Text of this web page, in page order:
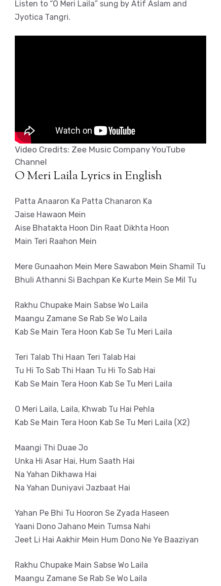
Listen to “O Meri Laila” sung by Atif Aslam and
Jyotica Tangri.
Video Credits: Zee Music Company YouTube
Channel
O Meri Laila Lyrics in English
Patta Anaaron Ka Patta Chanaron Ka
Jaise Hawaon Mein
Aise Bhatakta Hoon Din Raat Dikhta Hoon
Main Teri Raahon Mein
Mere Gunaahon Mein Mere Sawabon Mein Shamil Tu
Bhuli Athanni Si Bachpan Ke Kurte Mein Se Mil Tu
Rakhu Chupake Main Sabse Wo Laila
Maangu Zamane Se Rab Se Wo Laila
Kab Se Main Tera Hoon Kab Se Tu Meri Laila
Teri Talab Thi Haan Teri Talab Hai
Tu Hi To Sab Thi Haan Tu Hi To Sab Hai
Kab Se Main Tera Hoon Kab Se Tu Meri Laila
O Meri Laila, Laila, Khwab Tu Hai Pehla
Kab Se Main Tera Hoon Kab Se Tu Meri Laila (X2)
Maangi Thi Duae Jo
Unka Hi Asar Hai, Hum Saath Hai
Na Yahan Dikhawa Hai
Na Yahan Duniyavi Jazbaat Hai
Yahan Pe Bhi Tu Hooron Se Zyada Haseen
Yaani Dono Jahano Mein Tumsa Nahi
Jeet Li Hai Aakhir Mein Hum Dono Ne Ye Baaziyan
Rakhu Chupake Main Sabse Wo Laila
Maangu Zamane Se Rab Se Wo Laila